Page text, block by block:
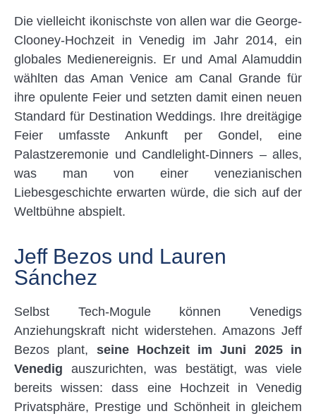
Die vielleicht ikonischste von allen war die George-
Clooney-Hochzeit in Venedig im Jahr 2014, ein
globales Medienereignis. Er und Amal Alamuddin
wählten das Aman Venice am Canal Grande für
ihre opulente Feier und setzten damit einen neuen
Standard für Destination Weddings. Ihre dreitägige
Feier umfasste Ankunft per Gondel, eine
Palastzeremonie und Candlelight-Dinners – alles,
was man von einer venezianischen
Liebesgeschichte erwarten würde, die sich auf der
Weltbühne abspielt.
Jeff Bezos und Lauren
Sánchez
Selbst Tech-Mogule können Venedigs
Anziehungskraft nicht widerstehen. Amazons Jeff
Bezos plant, seine Hochzeit im Juni 2025 in
Venedig auszurichten, was bestätigt, was viele
bereits wissen: dass eine Hochzeit in Venedig
Privatsphäre, Prestige und Schönheit in gleichem